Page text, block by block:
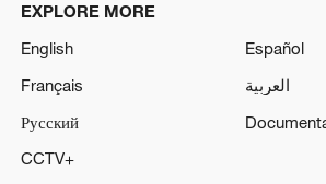
EXPLORE MORE
English
Español
Français
العربية
Русский
CCTV+